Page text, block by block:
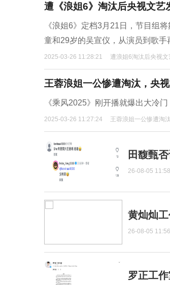
遭《浪姐6》淘汰后央视文
《浪姐6》定档3月21日，节目组
童和29岁的吴宣仪，从演员到歌
2025-03-26 11:28:21 遭浪姐6淘汰后央视
王蓉浪姐一公惨遭淘汰，央
《乘风2025》刚开播就爆出大冷门
2025-03-26 11:27:24 王蓉浪姐一公惨遭淘汰
田馥甄
26-08-05
黄灿灿
26-08-05
罗正工